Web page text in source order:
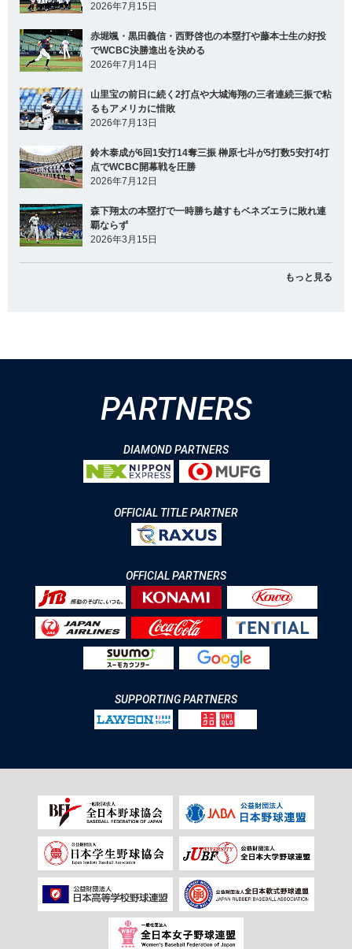
2026年7月15日
赤堀颯・黒田義信・西野啓也の本塁打や藤本士生の好投
でWCBC決勝進出を決める
2026年7月14日
山里宝の前日に続く2打点や大城海翔の三者連続三振で粘
るもアメリカに惜敗
2026年7月13日
鈴木泰成が6回1安打14奪三振 榊原七斗が5打数5安打4打
点でWCBC開幕戦を圧勝
2026年7月12日
森下翔太の本塁打で一時勝ち越すもベネズエラに敗れ連
覇ならず
2026年3月15日
もっと見る
PARTNERS
DIAMOND PARTNERS
OFFICIAL TITLE PARTNER
OFFICIAL PARTNERS
SUPPORTING PARTNERS